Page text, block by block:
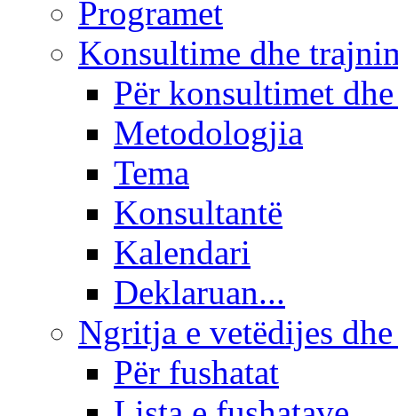
Programet
Konsultime dhe
Për konsultimet
Metodologjia
Tema
Konsultantë
Kalendari
Deklaruan...
Ngritja e vetëdijes
Për fushatat